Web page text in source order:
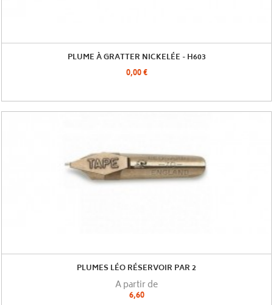
PLUME À GRATTER NICKELÉE - H603
0,00 €
PLUMES LÉO RÉSERVOIR PAR 2
A partir de
6,60